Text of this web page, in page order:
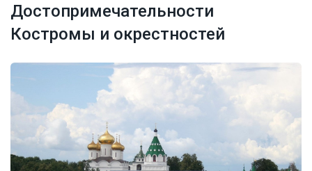
Достопримечательности
Костромы и окрестностей